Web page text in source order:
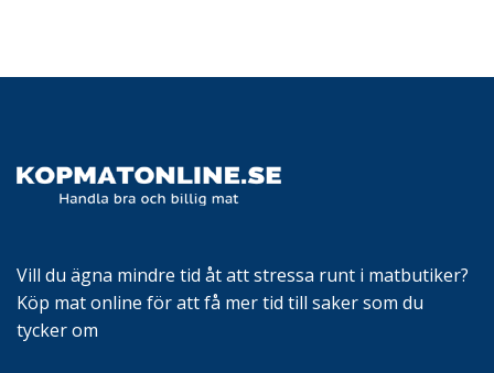
Vill du ägna mindre tid åt att stressa runt i matbutiker?
Köp mat online för att få mer tid till saker som du
tycker om